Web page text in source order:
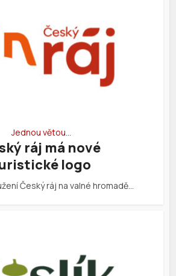
Jednou větou…
ráj má nové
logo
Český ráj na valné hromadě…